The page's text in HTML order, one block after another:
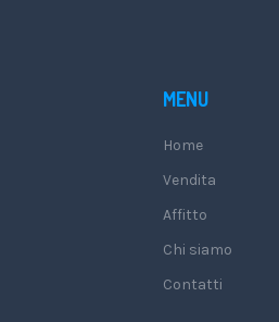
MENU
Home
Vendita
Affitto
Chi siamo
Contatti